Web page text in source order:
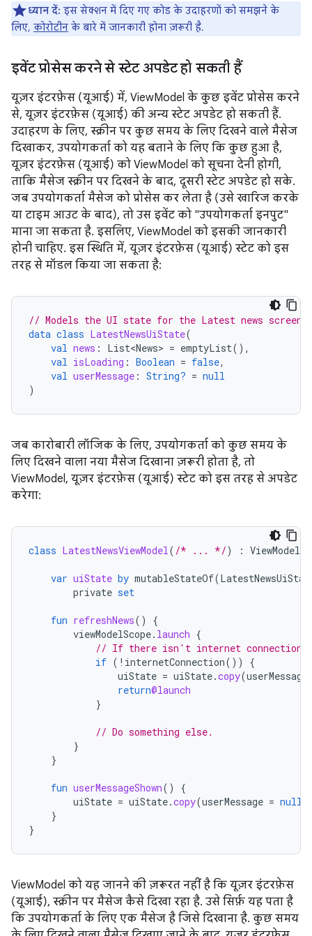
ध्यान दें: इस सेक्शन में दिए गए कोड के उदाहरणों को समझने के
लिए, कोरोटीन के बारे में जानकारी होना ज़रूरी है.
इवेंट प्रोसेस करने से स्टेट अपडेट हो सकती हैं
यूज़र इंटरफ़ेस (यूआई) में, ViewModel के कुछ इवेंट प्रोसेस करने
से, यूज़र इंटरफ़ेस (यूआई) की अन्य स्टेट अपडेट हो सकती हैं.
उदाहरण के लिए, स्क्रीन पर कुछ समय के लिए दिखने वाले मैसेज
दिखाकर, उपयोगकर्ता को यह बताने के लिए कि कुछ हुआ है,
यूज़र इंटरफ़ेस (यूआई) को ViewModel को सूचना देनी होगी,
ताकि मैसेज स्क्रीन पर दिखने के बाद, दूसरी स्टेट अपडेट हो सके.
जब उपयोगकर्ता मैसेज को प्रोसेस कर लेता है (उसे खारिज करके
या टाइम आउट के बाद), तो उस इवेंट को "उपयोगकर्ता इनपुट"
माना जा सकता है. इसलिए, ViewModel को इसकी जानकारी
होनी चाहिए. इस स्थिति में, यूज़र इंटरफ़ेस (यूआई) स्टेट को इस
तरह से मॉडल किया जा सकता है:
// Models the UI state for the Latest news screen.
data class LatestNewsUiState(
val news : List<News> = emptyList(),
val isLoading : Boolean = false,
val userMessage : String? = null
)
जब कारोबारी लॉजिक के लिए, उपयोगकर्ता को कुछ समय के
लिए दिखने वाला नया मैसेज दिखाना ज़रूरी होता है, तो
ViewModel, यूज़र इंटरफ़ेस (यूआई) स्टेट को इस तरह से अपडेट
करेगा:
class LatestNewsViewModel( /* ... */) : ViewModel
var uiState by mutableStateOf(
private set
fun refreshNews()
{
viewModelScope. launch {
// If there isn't internet connection,
if ( ! internetConnection())
{
uiState = uiState.copy(userMessage
return@launch
}
// Do something else.
}
}
fun userMessageShown()
{
uiState = uiState.copy(userMessage = null
}
}
ViewModel को यह जानने की ज़रूरत नहीं है कि यूज़र इंटरफ़ेस
(यूआई), स्क्रीन पर मैसेज कैसे दिखा रहा है. उसे सिर्फ़ यह पता है
कि उपयोगकर्ता के लिए एक मैसेज है जिसे दिखाना है. कुछ समय